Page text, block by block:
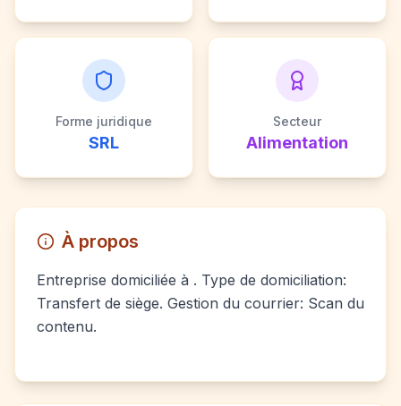
Forme juridique
SRL
Secteur
Alimentation
À propos
Entreprise domiciliée à . Type de domiciliation:
Transfert de siège. Gestion du courrier: Scan du
contenu.